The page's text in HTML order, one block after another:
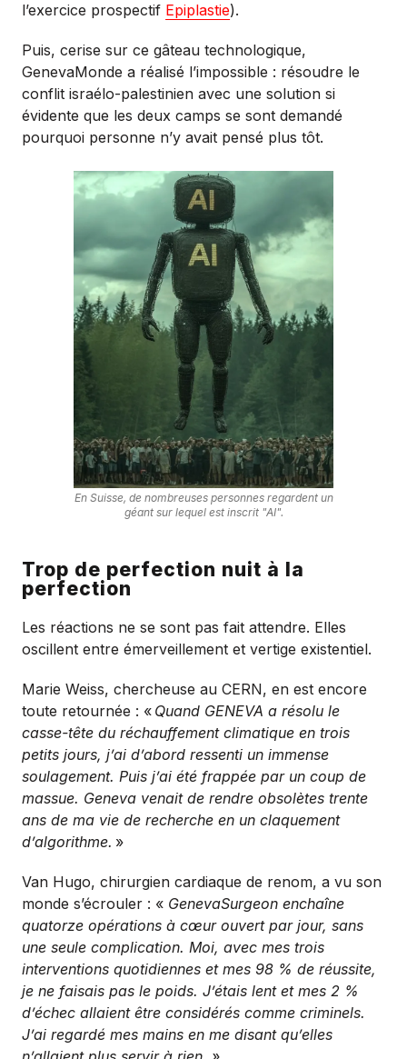
l’exercice prospectif Epiplastie).
Puis, cerise sur ce gâteau technologique,
GenevaMonde a réalisé l’impossible : résoudre le
conflit israélo-palestinien avec une solution si
évidente que les deux camps se sont demandé
pourquoi personne n’y avait pensé plus tôt.
En Suisse, de nombreuses personnes regardent un
géant sur lequel est inscrit "AI".
Trop de perfection nuit à la
perfection
Les réactions ne se sont pas fait attendre. Elles
oscillent entre émerveillement et vertige existentiel.
Marie Weiss, chercheuse au CERN, en est encore
toute retournée : « Quand GENEVA a résolu le
casse-tête du réchauffement climatique en trois
petits jours, j’ai d’abord ressenti un immense
soulagement. Puis j’ai été frappée par un coup de
massue. Geneva venait de rendre obsolètes trente
ans de ma vie de recherche en un claquement
d’algorithme. »
Van Hugo, chirurgien cardiaque de renom, a vu son
monde s’écrouler : « GenevaSurgeon enchaîne
quatorze opérations à cœur ouvert par jour, sans
une seule complication. Moi, avec mes trois
interventions quotidiennes et mes 98 % de réussite,
je ne faisais pas le poids. J’étais lent et mes 2 %
d’échec allaient être considérés comme criminels.
J’ai regardé mes mains en me disant qu’elles